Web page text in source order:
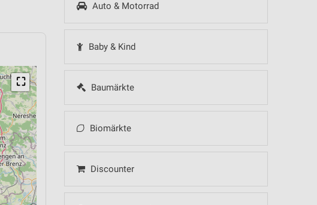
Auto & Motorrad
Baby & Kind
Baumärkte
Biomärkte
Discounter
⛶